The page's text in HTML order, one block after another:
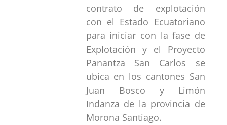
contrato de explotación
con el Estado Ecuatoriano
para iniciar con la fase de
Explotación y el Proyecto
Panantza San Carlos se
ubica en los cantones San
Juan Bosco y Limón
Indanza de la provincia de
Morona Santiago.